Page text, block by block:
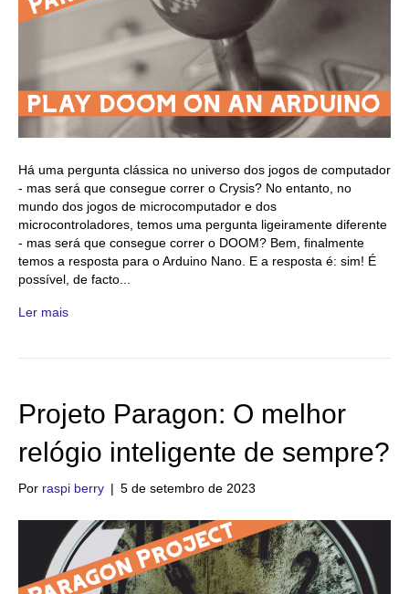
Há uma pergunta clássica no universo dos jogos de computador
- mas será que consegue correr o Crysis? No entanto, no
mundo dos jogos de microcomputador e dos
microcontroladores, temos uma pergunta ligeiramente diferente
- mas será que consegue correr o DOOM? Bem, finalmente
temos a resposta para o Arduino Nano. E a resposta é: sim! É
possível, de facto...
Ler mais
Projeto Paragon: O melhor
relógio inteligente de sempre?
Por raspi berry | 5 de setembro de 2023